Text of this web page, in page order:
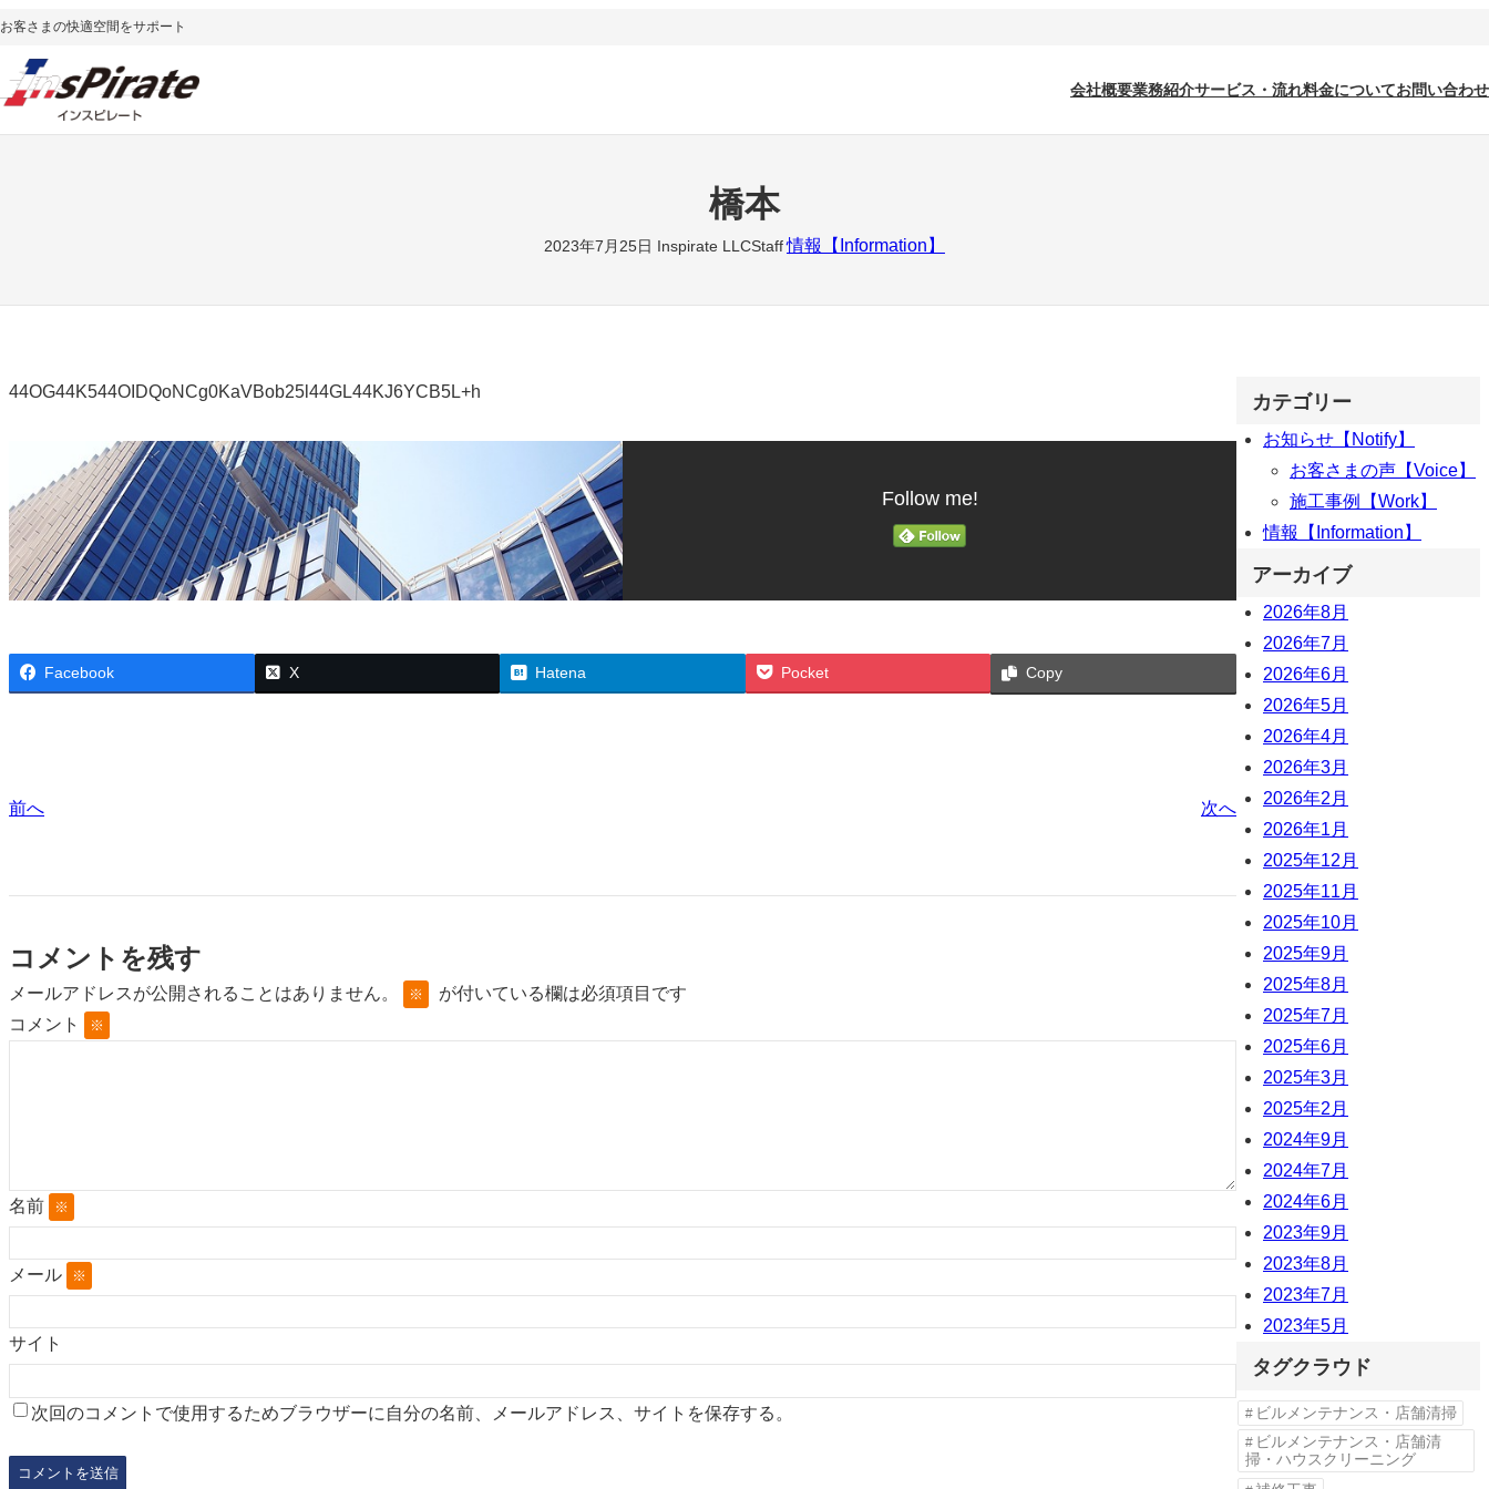
内
を
お客さまの快適空間をサポート
会社概要業務紹介サービス・流れ料金についてお問い合わせ
橋本
2023年7月25日 Inspirate LLCStaff 情報【Information】
44OG44K544OIDQoNCg0KaVBob25l44GL44KJ6YCB5L+h
Follow me!
Facebook X Hatena Pocket Copy
前へ 次へ
コメントを残す
メールアドレスが公開されることはありません。 ※
が付いている欄は必須項目です
コメント
※
名前 ※
メール ※
サイト
次回のコメントで使用するためブラウザーに自分の名前、メールアドレス、サイトを保存する。
カテゴリー
お知らせ【Notify】
お客さまの声【Voice】
施工事例【Work】
情報【Information】
アーカイブ
2026年8月
2026年7月
2026年6月
2026年5月
2026年4月
2026年3月
2026年2月
2026年1月
2025年12月
2025年11月
2025年10月
2025年9月
2025年8月
2025年7月
2025年6月
2025年3月
2025年2月
2024年9月
2024年7月
2024年6月
2023年9月
2023年8月
2023年7月
2023年5月
タグクラウド
ビルメンテナンス・店舗清掃
ビルメンテナンス・店舗清
掃・ハウスクリーニング